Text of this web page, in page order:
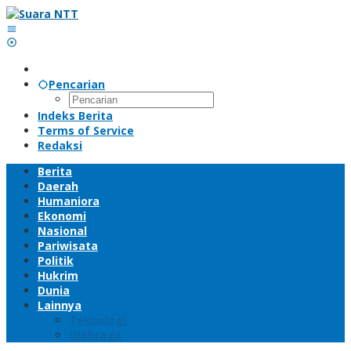
Lewati
ke
konten
Pencarian
Indeks Berita
Terms of Service
Redaksi
Berita
Daerah
Humaniora
Ekonomi
Nasional
Pariwisata
Politik
Hukrim
Dunia
Lainnya
Teknologi
Olahraga